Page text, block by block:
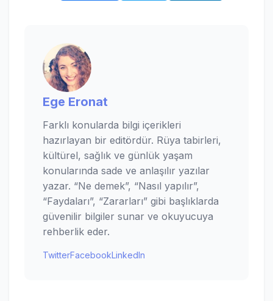
Ege Eronat
Farklı konularda bilgi içerikleri
hazırlayan bir editördür. Rüya tabirleri,
kültürel, sağlık ve günlük yaşam
konularında sade ve anlaşılır yazılar
yazar. “Ne demek”, “Nasıl yapılır”,
“Faydaları”, “Zararları” gibi başlıklarda
güvenilir bilgiler sunar ve okuyucuya
rehberlik eder.
TwitterFacebookLinkedIn